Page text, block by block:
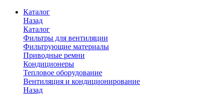
Каталог
Назад
Каталог
Фильтры для вентиляции
Фильтрующие материалы
Приводные ремни
Кондиционеры
Тепловое оборудование
Вентиляция и кондиционирование
Назад